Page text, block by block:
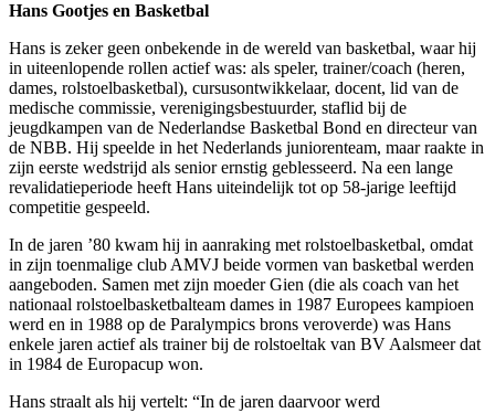
Hans Gootjes en Basketbal
Hans is zeker geen onbekende in de wereld van basketbal, waar hij
in uiteenlopende rollen actief was: als speler, trainer/coach (heren,
dames, rolstoelbasketbal), cursusontwikkelaar, docent, lid van de
medische commissie, verenigingsbestuurder, staflid bij de
jeugdkampen van de Nederlandse Basketbal Bond en directeur van
de NBB. Hij speelde in het Nederlands juniorenteam, maar raakte in
zijn eerste wedstrijd als senior ernstig geblesseerd. Na een lange
revalidatieperiode heeft Hans uiteindelijk tot op 58-jarige leeftijd
competitie gespeeld.
In de jaren ’80 kwam hij in aanraking met rolstoelbasketbal, omdat
in zijn toenmalige club AMVJ beide vormen van basketbal werden
aangeboden. Samen met zijn moeder Gien (die als coach van het
nationaal rolstoelbasketbalteam dames in 1987 Europees kampioen
werd en in 1988 op de Paralympics brons veroverde) was Hans
enkele jaren actief als trainer bij de rolstoeltak van BV Aalsmeer dat
in 1984 de Europacup won.
Hans straalt als hij vertelt: “In de jaren daarvoor werd